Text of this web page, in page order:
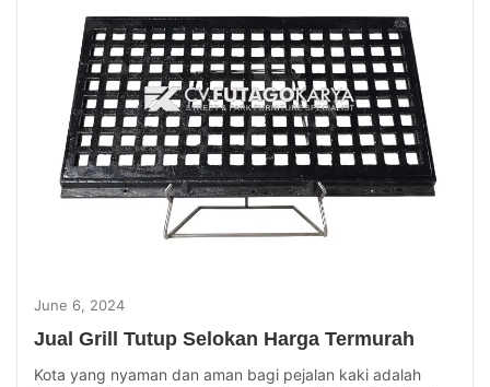
June 6, 2024
Jual Grill Tutup Selokan Harga Termurah
Kota yang nyaman dan aman bagi pejalan kaki adalah